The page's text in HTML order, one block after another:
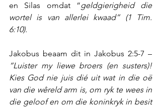
en Silas omdat “geldgierigheid die
wortel is van allerlei kwaad” (1 Tim.
6:10).
“Luister my liewe broers (en susters)!
Kies God nie juis dié uit wat in die oë
van die wêreld arm is, om ryk te wees in
die geloof en om die koninkryk in besit